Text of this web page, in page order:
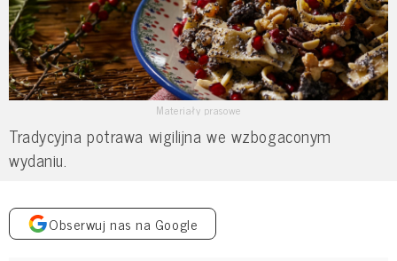
Materiały prasowe
Tradycyjna potrawa wigilijna we wzbogaconym
wydaniu.
Obserwuj nas na Google